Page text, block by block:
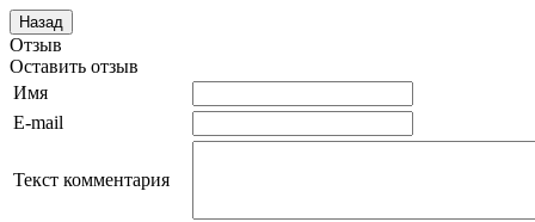
Отзыв
Оставить отзыв
Имя
E-mail
Текст комментария